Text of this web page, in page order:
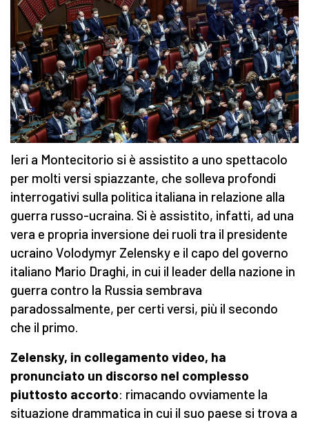
Ieri a Montecitorio si è assistito a uno spettacolo
per molti versi spiazzante, che solleva profondi
interrogativi sulla politica italiana in relazione alla
guerra russo-ucraina. Si è assistito, infatti, ad una
vera e propria inversione dei ruoli tra il presidente
ucraino Volodymyr Zelensky e il capo del governo
italiano Mario Draghi, in cui il leader della nazione in
guerra contro la Russia sembrava
paradossalmente, per certi versi, più il secondo
che il primo.
Zelensky, in collegamento video, ha
pronunciato un discorso nel complesso
piuttosto accorto: rimacando ovviamente la
situazione drammatica in cui il suo paese si trova a